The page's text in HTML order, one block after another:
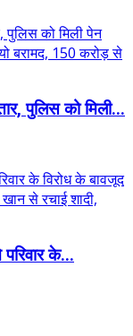
पुलिस को मिली...
के...